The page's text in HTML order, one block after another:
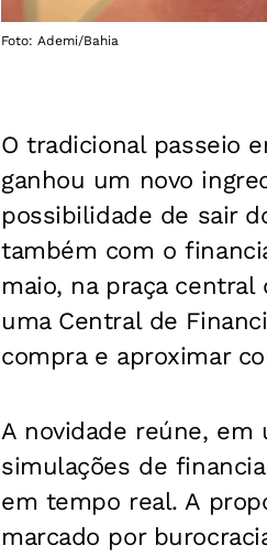
Foto: Ademi/Bahia
O tradicional passeio
ganhou um novo
possibilidade de sair
também com o
maio, na praça
uma Central de
compra e aproximar
A novidade reúne, em
simulações de
em tempo real. A
marcado por